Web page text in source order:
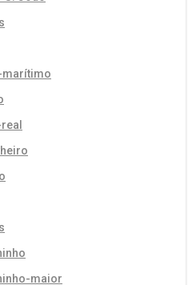
marítimo
maior